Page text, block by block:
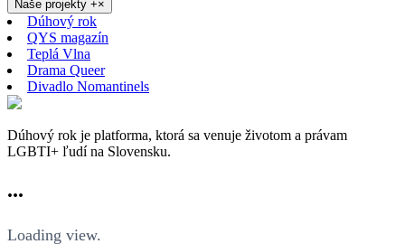
Naše projekty +×
Dúhový rok
QYS magazín
Teplá Vlna
Drama Queer
Divadlo Nomantinels
Dúhový rok je platforma, ktorá sa venuje životom a právam
LGBTI+ ľudí na Slovensku.
...
Loading view.